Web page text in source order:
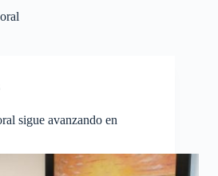
sigue avanzando en